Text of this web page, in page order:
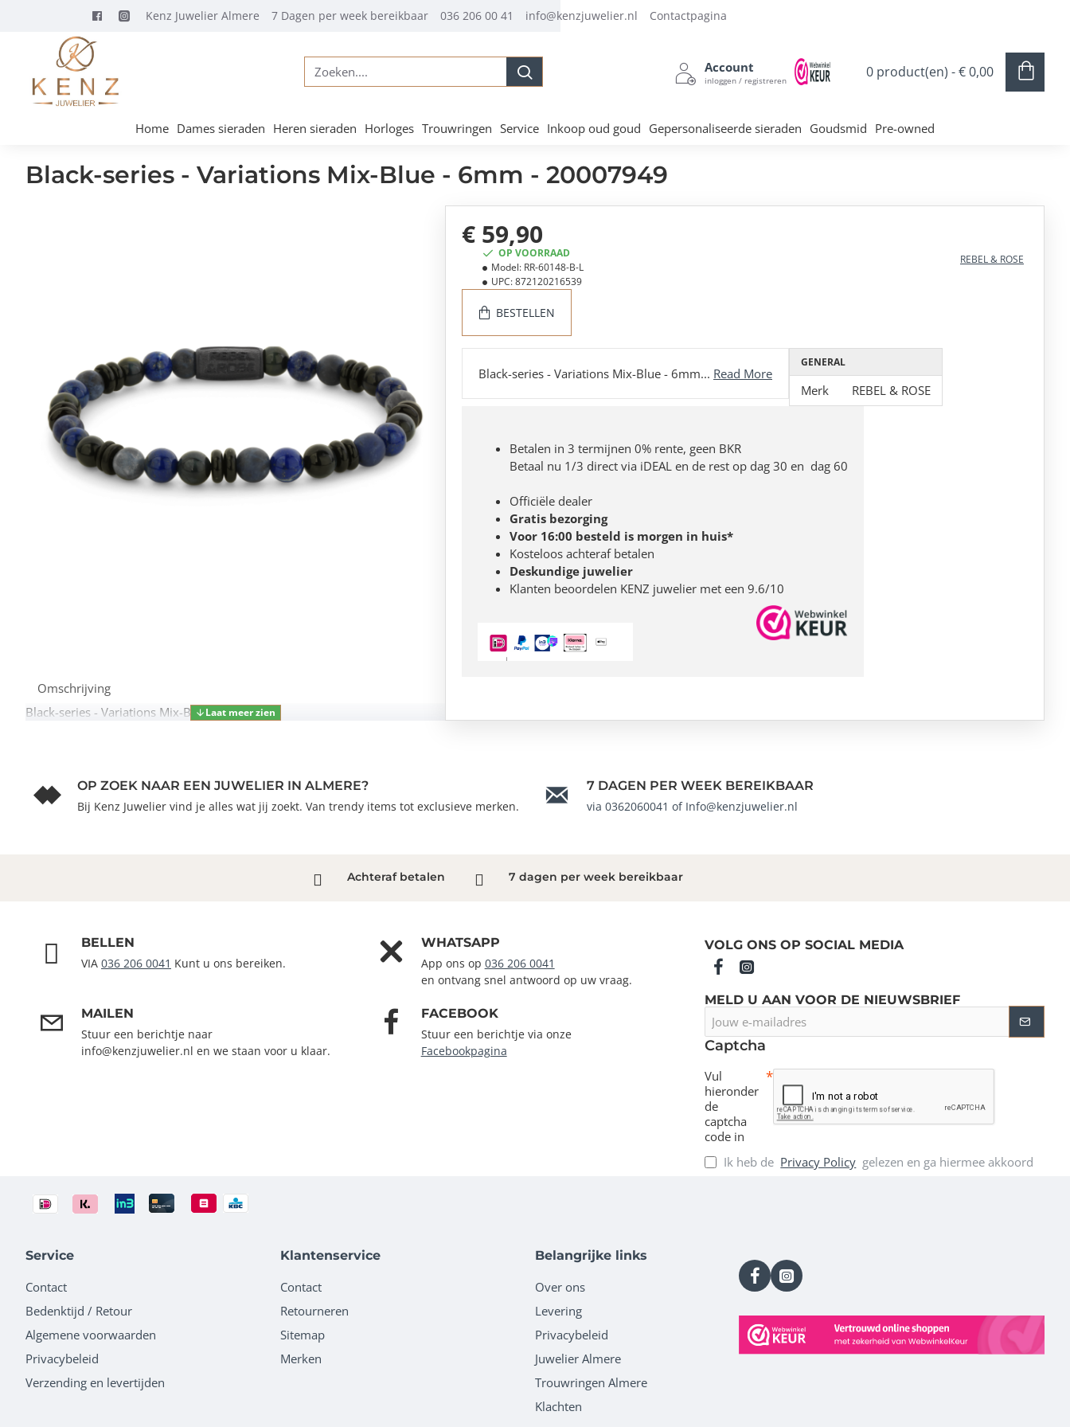
Kenz Juwelier Almere 7 Dagen per week bereikbaar 036 206 00 41 info@kenzjuwelier.nl Contactpagina
Zoeken....
Account
inloggen / registreren 0 product(en) - € 0,00
Home Dames sieraden Heren sieraden Horloges Trouwringen Service Inkoop oud goud Gepersonaliseerde sieraden Goudsmid Pre-owned
Black-series - Variations Mix-Blue - 6mm - 20007949
Omschrijving
Black-series - Variations Mix-Blue - 6mm
OP VOORRAAD
Model: RR-60148-B-L
UPC:872120216539
REBEL & ROSE
€ 59,90
BESTELLEN
Black-series - Variations Mix-Blue - 6mm... Read More
GENERAL
Merk REBEL & ROSE
Betalen in 3 termijnen 0% rente, geen BKR
Betaal nu 1/3 direct via iDEAL en de rest op dag 30 en dag 60
Officiële dealer
Gratis bezorging
Voor 16:00 besteld is morgen in huis*
Kosteloos achteraf betalen
Deskundige juwelier
Klanten beoordelen KENZ juwelier met een 9.6/10
OP ZOEK NAAR EEN JUWELIER IN ALMERE?
Bij Kenz Juwelier vind je alles wat jij zoekt. Van trendy items tot exclusieve merken.
7 DAGEN PER WEEK BEREIKBAAR
via 0362060041 of Info@kenzjuwelier.nl
Achteraf betalen 7 dagen per week bereikbaar
BELLEN
VIA 036 206 0041 Kunt u ons bereiken.
WHATSAPP
App ons op 036 206 0041
en ontvang snel antwoord op uw vraag.
MAILEN
Stuur een berichtje naar
info@kenzjuwelier.nl en we staan voor u klaar.
FACEBOOK
Stuur een berichtje via onze
Facebookpagina
VOLG ONS OP SOCIAL MEDIA
MELD U AAN VOOR DE NIEUWSBRIEF
Jouw
e-
mailadres
Captcha
Vul
hieronder
de
captcha
code in
Ik heb de Privacy Policy gelezen en ga hiermee akkoord
Service
Contact
Bedenktijd / Retour
Algemene voorwaarden
Privacybeleid
Verzending en levertijden
Klantenservice
Contact
Retourneren
Sitemap
Merken
Belangrijke links
Over ons
Levering
Privacybeleid
Juwelier Almere
Trouwringen Almere
Klachten